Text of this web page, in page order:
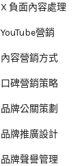
X 負面內容處理
YouTube營銷
內容營銷方式
口碑營銷策略
品牌公關策劃
品牌推廣設計
品牌聲譽管理